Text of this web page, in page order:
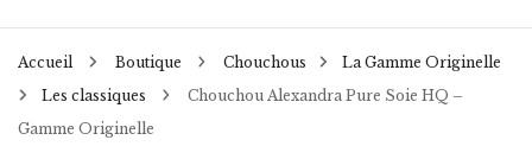
Accueil Boutique Chouchous
La Gamme Originelle
Les classiques
Chouchou Alexandra Pure Soie HQ –
Gamme Originelle